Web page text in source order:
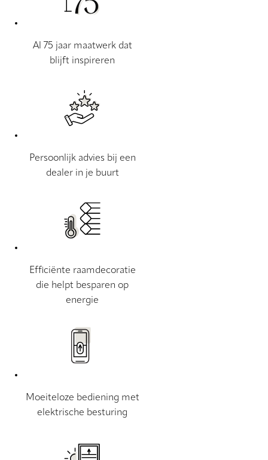
Al 75 jaar maatwerk dat
blijft inspireren
Persoonlijk advies bij een
dealer in je buurt
Efficiënte raamdecoratie
die helpt besparen op
energie
Moeiteloze bediening met
elektrische besturing